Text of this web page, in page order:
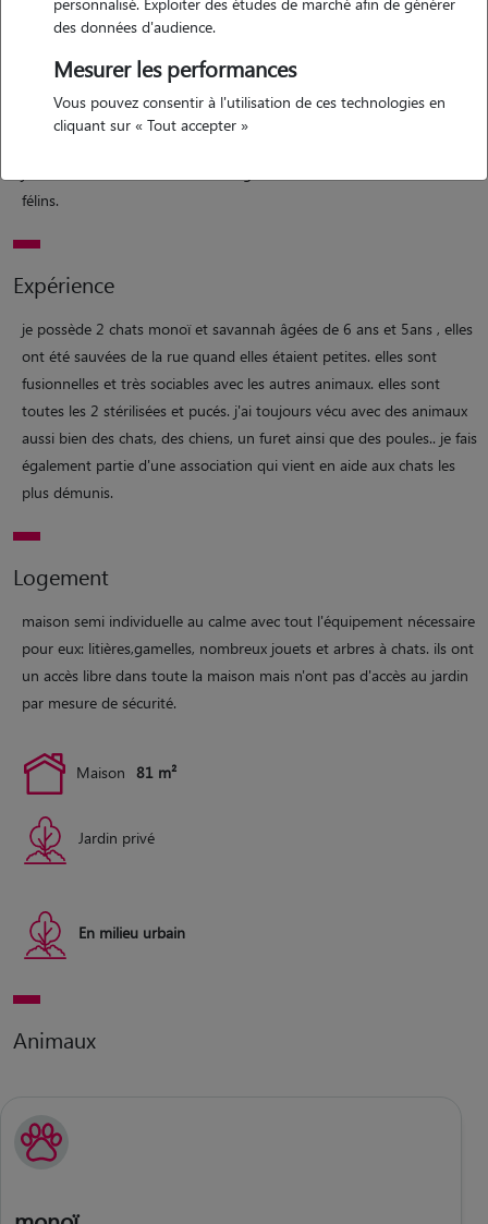
chats et des petits animaux et c'est pour moi un vrai plaisir de faire la
connaissance de nouveaux chats. j'ai une grande expérience des
animaux et j'adore m'occuper d'eux, jouer avec et les chouchouter..
vos protégés et pendant votre absence je vous enverrai des photos
félins.
Expérience
je possède 2 chats monoï et savannah âgées de 6 ans et 5ans , elles
ont été sauvées de la rue quand elles étaient petites. elles sont
fusionnelles et très sociables avec les autres animaux. elles sont
toutes les 2 stérilisées et pucés. j'ai toujours vécu avec des animaux
aussi bien des chats, des chiens, un furet ainsi que des poules.. je fais
également partie d'une association qui vient en aide aux chats les
plus démunis.
Logement
maison semi individuelle au calme avec tout l'équipement nécessaire
pour eux: litières,gamelles, nombreux jouets et arbres à chats. ils ont
un accès libre dans toute la maison mais n'ont pas d'accès au jardin
par mesure de sécurité.
Maison 81 m²
Jardin privé
En milieu urbain
Animaux
des données d'audience.
Mesurer les performances
Vous pouvez consentir à l'utilisation de ces technologies en
cliquant sur « Tout accepter »